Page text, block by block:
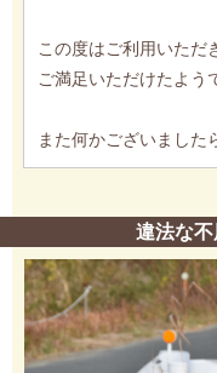
この度はご利用いただ
ご満足いただけたよう
また何かございました
違法な